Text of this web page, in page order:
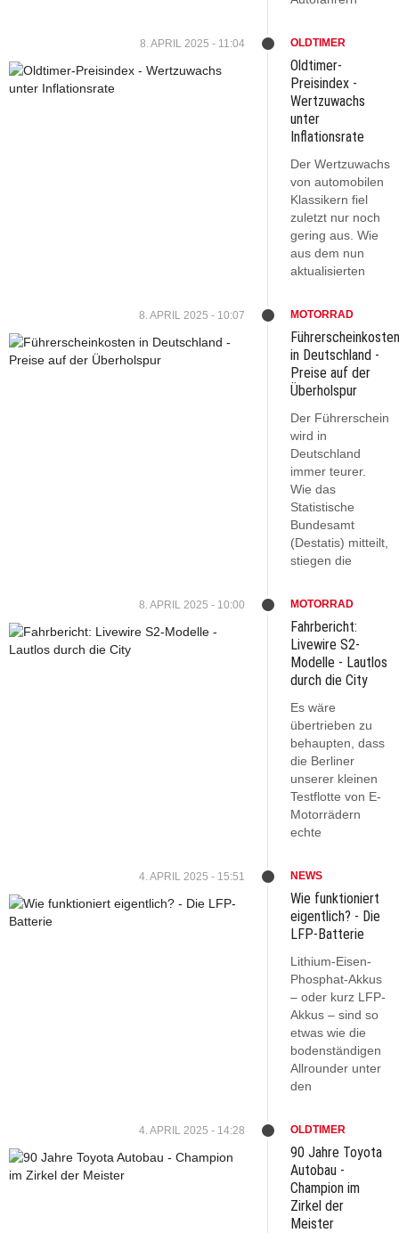
8. APRIL 2025 - 11:04 OLDTIMER
Oldtimer-
Preisindex -
Wertzuwachs
unter
Inflationsrate
Der Wertzuwachs
von automobilen
Klassikern fiel
zuletzt nur noch
gering aus. Wie
aus dem nun
aktualisierten
8. APRIL 2025 - 10:07 MOTORRAD
Führerscheinkosten
in Deutschland -
Preise auf der
Überholspur
Der Führerschein
wird in
Deutschland
immer teurer.
Wie das
Statistische
Bundesamt
(Destatis) mitteilt,
stiegen die
8. APRIL 2025 - 10:00 MOTORRAD
Fahrbericht:
Livewire S2-
Modelle - Lautlos
durch die City
Es wäre
übertrieben zu
behaupten, dass
die Berliner
unserer kleinen
Testflotte von E-
Motorrädern
echte
4. APRIL 2025 - 15:51 NEWS
Wie funktioniert
eigentlich? - Die
LFP-Batterie
Lithium-Eisen-
Phosphat-Akkus
– oder kurz LFP-
Akkus – sind so
etwas wie die
bodenständigen
Allrounder unter
den
4. APRIL 2025 - 14:28 OLDTIMER
90 Jahre Toyota
Autobau -
Champion im
Zirkel der
Meister